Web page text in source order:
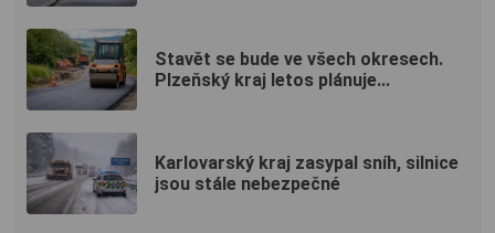
Stavět se bude ve všech okresech.
Plzeňský kraj letos plánuje...
Karlovarský kraj zasypal sníh, silnice
jsou stále nebezpečné